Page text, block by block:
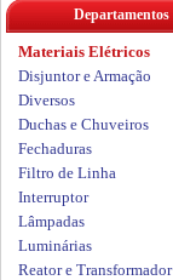
Departamentos
Materiais Elétricos
Disjuntor e Armação
Diversos
Duchas e Chuveiros
Fechaduras
Filtro de Linha
Interruptor
Lâmpadas
Luminárias
Reator e Transformador